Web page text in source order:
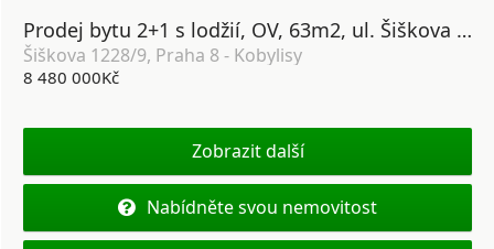
Prodej bytu 2+1 s lodžií, OV, 63m2, ul. Šiškova 1228/9, Praha 8 - Kobylisy
Šiškova 1228/9, Praha 8 - Kobylisy
8 480 000Kč
Zobrazit další
Nabídněte svou nemovitost